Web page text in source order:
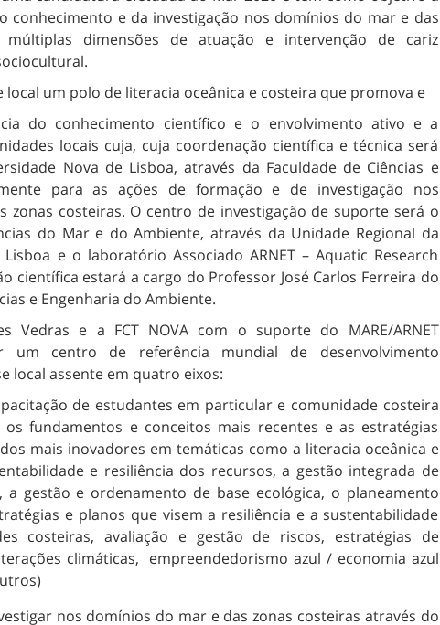
conhecimento e da investigação nos domínios do mar e das
múltiplas dimensões de atuação e intervenção de cariz
local um polo de literacia oceânica e costeira que promova e
do conhecimento científico e o envolvimento ativo e a
locais cuja, cuja coordenação científica e técnica será
Nova de Lisboa, através da Faculdade de Ciências e
para as ações de formação e de investigação nos
zonas costeiras. O centro de investigação de suporte será o
do Mar e do Ambiente, através da Unidade Regional da
e o laboratório Associado ARNET – Aquatic Research
científica estará a cargo do Professor José Carlos Ferreira do
e Engenharia do Ambiente.
Vedras e a FCT NOVA com o suporte do MARE/ARNET
um centro de referência mundial de desenvolvimento
local assente em quatro eixos:
de estudantes em particular e comunidade costeira
fundamentos e conceitos mais recentes e as estratégias
mais inovadores em temáticas como a literacia oceânica e
e resiliência dos recursos, a gestão integrada de
a gestão e ordenamento de base ecológica, o planeamento
e planos que visem a resiliência e a sustentabilidade
costeiras, avaliação e gestão de riscos, estratégias de
climáticas, empreendedorismo azul / economia azul
nos domínios do mar e das zonas costeiras através do